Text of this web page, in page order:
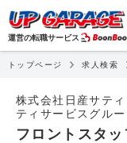
運営の転職サービス
トップページ 求人検索
株式会社日産サテ
ティサービスグルー
フロントスタ